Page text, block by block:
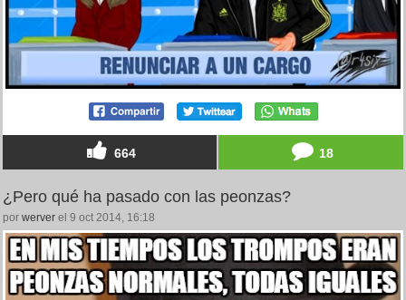
664 18
¿Pero qué ha pasado con las peonzas?
por werver el 9 oct 2014, 16:18